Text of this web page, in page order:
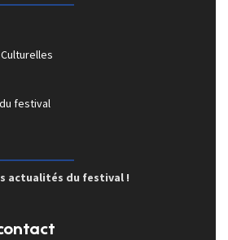
festival
actualités du festival !